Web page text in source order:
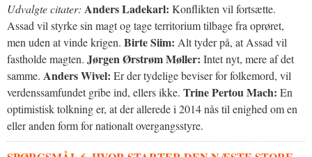
Udvalgte citater: Anders Ladekarl: Konflikten vil fortsætte.
Assad vil styrke sin magt og tage territorium tilbage fra oprøret,
men uden at vinde krigen. Birte Siim: Alt tyder på, at Assad vil
fastholde magten. Jørgen Ørstrøm Møller: Intet nyt, mere af det
samme. Anders Wivel: Er der tydelige beviser for folkemord, vil
verdenssamfundet gribe ind, ellers ikke. Trine Pertou Mach: En
optimistisk tolkning er, at der allerede i 2014 nås til enighed om en
eller anden form for nationalt overgangsstyre.